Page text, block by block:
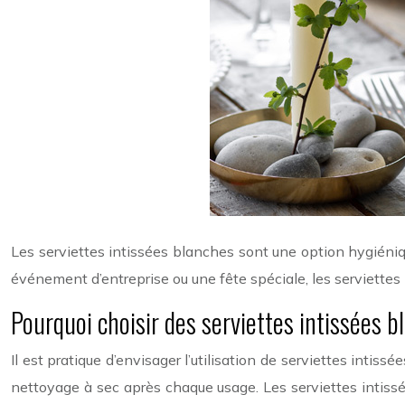
Les serviettes intissées blanches sont une option
événement d’entreprise ou une fête spéciale, les
Pourquoi choisir des serviettes intissées
Il est pratique d’envisager l’utilisation de serviettes
nettoyage à sec après chaque usage. Les serviettes